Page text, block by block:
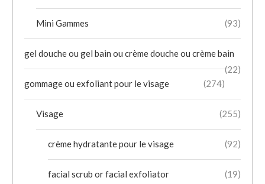
Mini Gammes (93)
gel douche ou gel bain ou crème douche ou crème bain
(22)
gommage ou exfoliant pour le visage
(274)
Visage (255)
crème hydratante pour le visage (92)
facial scrub or facial exfoliator (19)